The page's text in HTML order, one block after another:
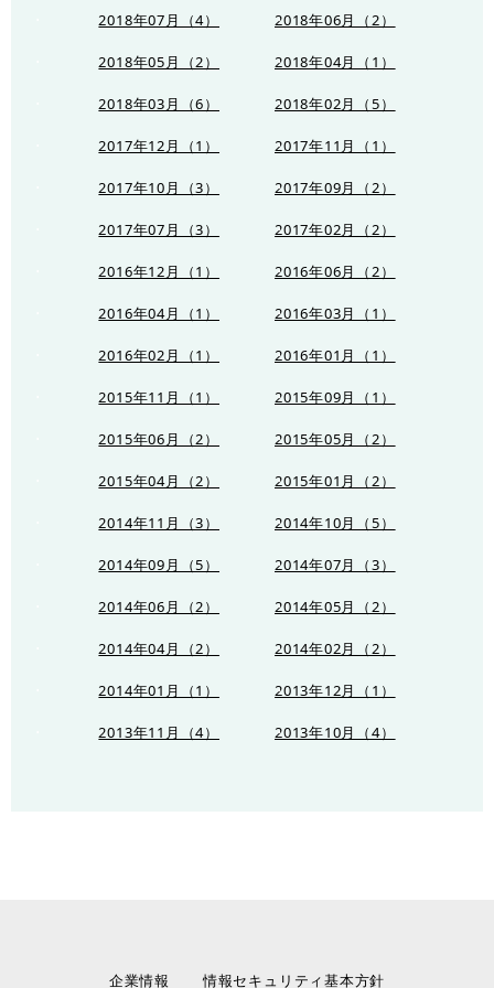
2018年07月（4） 2018年06月（2）
2018年05月（2） 2018年04月（1）
2018年03月（6） 2018年02月（5）
2017年12月（1） 2017年11月（1）
2017年10月（3） 2017年09月（2）
2017年07月（3） 2017年02月（2）
2016年12月（1） 2016年06月（2）
2016年04月（1） 2016年03月（1）
2016年02月（1） 2016年01月（1）
2015年11月（1） 2015年09月（1）
2015年06月（2） 2015年05月（2）
2015年04月（2） 2015年01月（2）
2014年11月（3） 2014年10月（5）
2014年09月（5） 2014年07月（3）
2014年06月（2） 2014年05月（2）
2014年04月（2） 2014年02月（2）
2014年01月（1） 2013年12月（1）
2013年11月（4） 2013年10月（4）
企業情報 情報セキュリティ基本方針